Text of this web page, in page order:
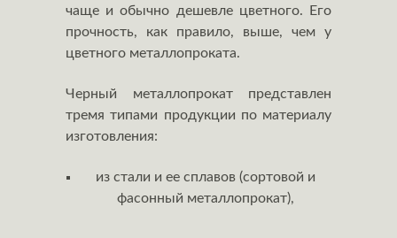
чаще и обычно дешевле цветного. Его
прочность, как правило, выше, чем у
цветного металлопроката.
Черный металлопрокат представлен
тремя типами продукции по материалу
изготовления:
из стали и ее сплавов (сортовой и
фасонный металлопрокат),